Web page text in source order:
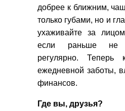
добрее к ближним,
только губами, но и
ухаживайте за
если раньше не
регулярно. Теперь
ежедневной заботы,
финансов.
Где вы, друзья?